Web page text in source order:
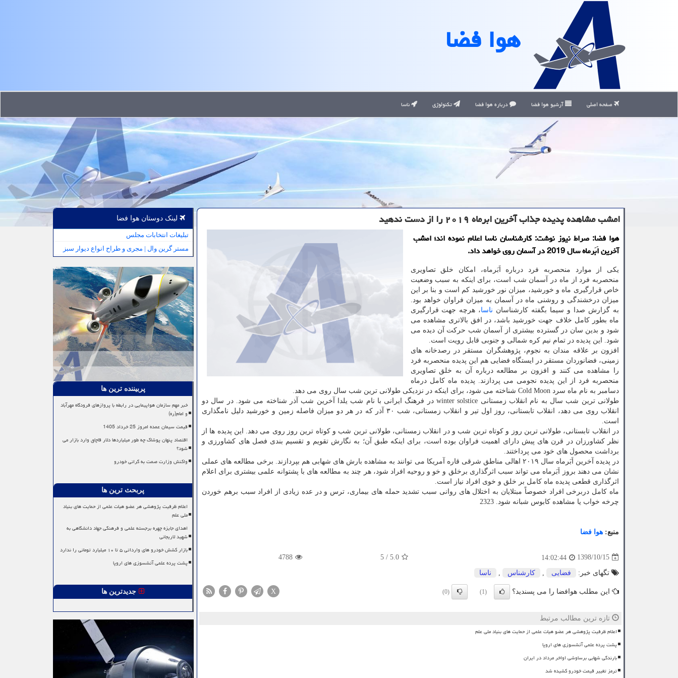
هوا فضا
صفحه اصلی آرشیو هوا فضا درباره هوا فضا تکنولوژی ناسا
امشب مشاهده پدیده جذاب آخرین ابرماه ۲۰۱۹ را از دست ندهید
هوا فضا: صراط نیوز نوشت: كارشناسان ناسا اعلام نموده اند؛ امشب
آخرین اَبَرماه سال 2019 در آسمان روی خواهد داد.
یكی از موارد منحصربه فرد درباره اَبَرماه، امكان خلق تصاویری
منحصربه فرد از ماه در آسمان شب است، برای اینكه به سبب وضعیت
خاص قرارگیری ماه و خورشید، میزان نور خورشید كم است و بنا بر این
میزان درخشندگی و روشنی ماه در آسمان به میزان فراوان خواهد بود.
به گزارش صدا و سیما بگفته كارشناسان ناسا، هرچه جهت قرارگیری
ماه بطور كامل خلاف جهت خورشید باشد، در افق بالاتری مشاهده می
شود و بدین سان در گسترده بیشتری از آسمان شب حركت آن دیده می
شود. این پدیده در تمام نیم كره شمالی و جنوبی قابل رویت است.
افزون بر علاقه مندان به نجوم، پژوهشگران مستقر در رصدخانه های
زمینی، فضانوردان مستقر در ایستگاه فضایی هم این پدیده منحصربه فرد
را مشاهده می كنند و افزون بر مطالعه درباره آن به خلق تصاویری
منحصربه فرد از این پدیده نجومی می پردازند. پدیده ماه كامل درماه
دسامبر به نام ماه سرد Cold Moon شناخته می شود، برای اینكه در نزدیكی طولانی ترین شب سال روی می دهد.
طولانی ترین شب سال به نام انقلاب زمستانی winter solstice در فرهنگ ایرانی با نام شب یلدا آخرین شب آذر شناخته می شود. در سال دو
انقلاب روی می دهد، انقلاب تابستانی، روز اول تیر و انقلاب زمستانی، شب ۳۰ آذر كه در هر دو میزان فاصله زمین و خورشید دلیل نامگذاری
است.
در انقلاب تابستانی، طولانی ترین روز و كوتاه ترین شب و در انقلاب زمستانی، طولانی ترین شب و كوتاه ترین روز روی می دهد. این پدیده ها از
نظر كشاورزان در قرن های پیش دارای اهمیت فراوان بوده است، برای اینكه طبق آن؛ به نگارش تقویم و تقسیم بندی فصل های كشاورزی و
برداشت محصول های خود می پرداختند.
در پدیده آخرین اَبَرماه سال ۲۰۱۹ اهالی مناطق شرقی قاره آمریكا می توانند به مشاهده بارش های شهابی هم بپردازند. برخی مطالعه های عملی
نشان می دهند بروز اَبَرماه می تواند سبب اثرگذاری برخلق و خو و روحیه افراد شود، هر چند به مطالعه های با پشتوانه علمی بیشتری برای اعلام
اثرگذاری قطعی پدیده ماه كامل بر خلق و خوی افراد نیاز است.
ماه كامل دربرخی افراد خصوصاً مبتلایان به اختلال های روانی سبب تشدید حمله های بیماری، ترس و در عده زیادی از افراد سبب برهم خوردن
چرخه خواب یا مشاهده كابوس شبانه شود. 2323
منبع: هوا فضا
1398/10/15
14:02:44
5.0
/
5
4788
تگهای خبر: فضایی كارشناس ناسا
این مطلب هوافضا را می پسندید؟ (1)
(0)
X
تازه ترین مطالب مرتبط
اعلام ظرفیت پژوهشی هر عضو هیات علمی از حمایت های بنیاد ملی علم
پشت پرده علمی آتشسوزی های اروپا
بارندگی شهابی برساوشی اواخر مرداد در ایران
ترمز تغییر قیمت خودرو کشیده شد
لینک دوستان هوا فضا
تبلیغات انتخابات مجلس
مستر گرین وال | مجری و طراح انواع دیوار سبز
پربیننده ترین ها
خبر مهم سازمان هواپیمایی در رابطه با پروازهای فرودگاه مهرآباد
و امام(ره)
قیمت سیمان عمده امروز 25 خرداد 1405
اقتصاد پنهان پوشاک چه طور میلیاردها دلار قاچاق وارد بازار می
شود؟
واکنش وزارت صمت به گرانی خودرو
پربحث ترین ها
اعلام ظرفیت پژوهشی هر عضو هیات علمی از حمایت های بنیاد
ملی علم
اهدای جایزه چهره برجسته علمی و فرهنگی جهاد دانشگاهی به
شهید لاریجانی
بازار کشش خودرو های وارداتی ۵ تا ۱۰ میلیارد تومانی را ندارد
پشت پرده علمی آتشسوزی های اروپا
جدیدترین ها